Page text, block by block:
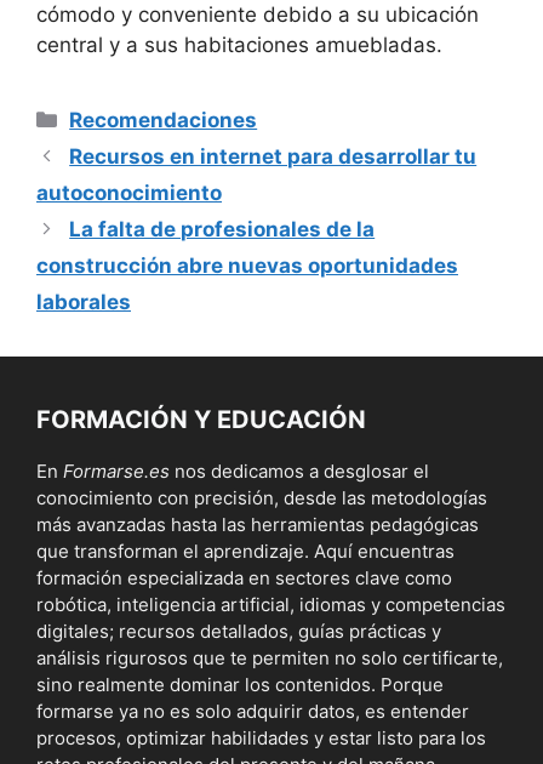
cómodo y conveniente debido a su ubicación
central y a sus habitaciones amuebladas.
Categorías
Recomendaciones
Recursos en internet para desarrollar tu
autoconocimiento
La falta de profesionales de la
construcción abre nuevas oportunidades
laborales
FORMACIÓN Y EDUCACIÓN
En Formarse.es nos dedicamos a desglosar el
conocimiento con precisión, desde las metodologías
más avanzadas hasta las herramientas pedagógicas
que transforman el aprendizaje. Aquí encuentras
formación especializada en sectores clave como
robótica, inteligencia artificial, idiomas y competencias
digitales; recursos detallados, guías prácticas y
análisis rigurosos que te permiten no solo certificarte,
sino realmente dominar los contenidos. Porque
formarse ya no es solo adquirir datos, es entender
procesos, optimizar habilidades y estar listo para los